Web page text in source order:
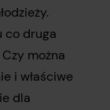
co druga
można
i właściwe
dla